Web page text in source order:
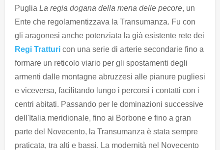
Puglia La regia dogana della mena delle pecore, un
Ente che regolamentizzava la Transumanza. Fu con
gli aragonesi anche potenziata la già esistente rete dei
Regi Tratturi con una serie di arterie secondarie fino a
formare un reticolo viario per gli spostamenti degli
armenti dalle montagne abruzzesi alle pianure pugliesi
e viceversa, facilitando lungo i percorsi i contatti con i
centri abitati. Passando per le dominazioni successive
dell'Italia meridionale, fino ai Borbone e fino a gran
parte del Novecento, la Transumanza è stata sempre
praticata, tra alti e bassi. La modernità nel Novecento